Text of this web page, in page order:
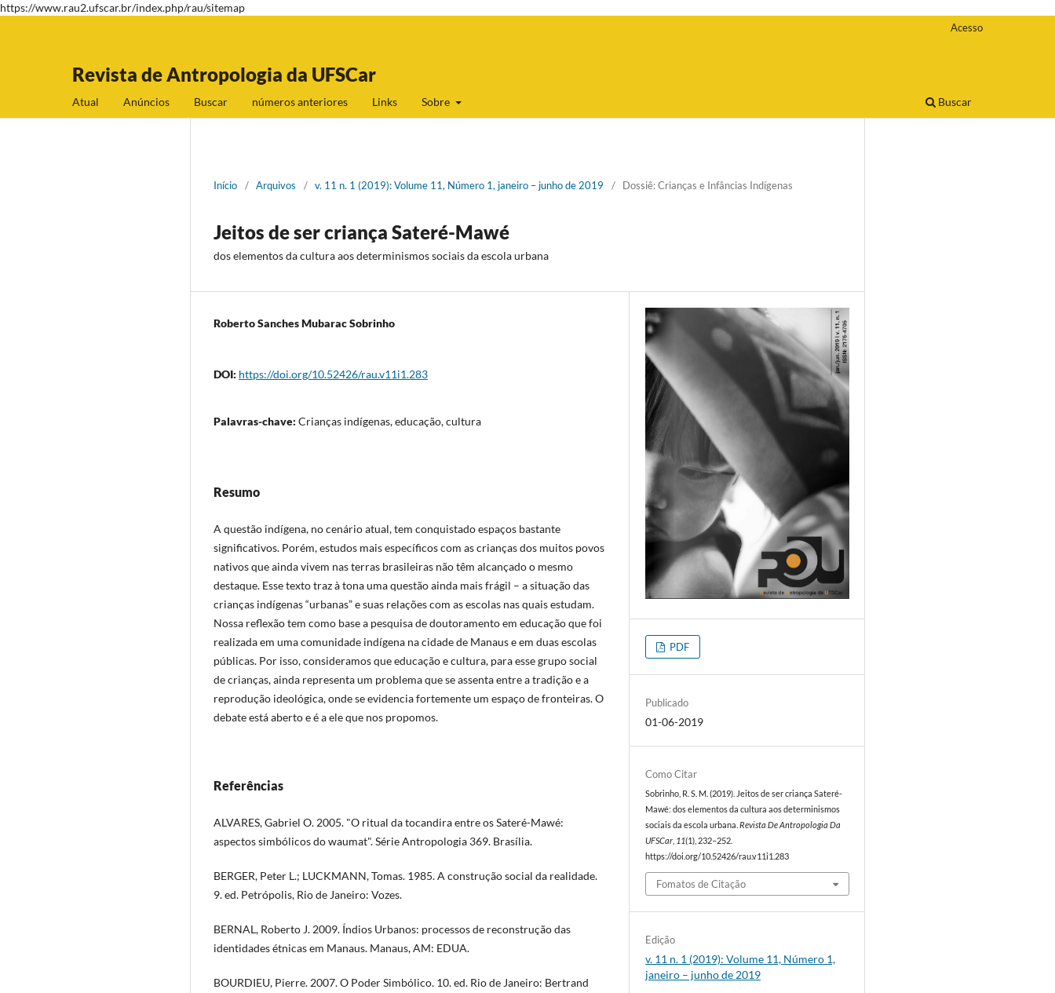
https://www.rau2.ufscar.br/index.php/rau/sitemap
Revista de Antropologia da UFSCar
Atual Anúncios Buscar números anteriores Links Sobre Buscar
Acesso
Início / Arquivos / v. 11 n. 1 (2019): Volume 11, Número 1, janeiro – junho de 2019 / Dossiê: Crianças e Infâncias Indígenas
Jeitos de ser criança Sateré-Mawé
dos elementos da cultura aos determinismos sociais da escola urbana
Roberto Sanches Mubarac Sobrinho
DOI: https://doi.org/10.52426/rau.v11i1.283
Palavras-chave: Crianças indígenas, educação, cultura
Resumo
A questão indígena, no cenário atual, tem conquistado espaços bastante
significativos. Porém, estudos mais específicos com as crianças dos muitos povos
nativos que ainda vivem nas terras brasileiras não têm alcançado o mesmo
destaque. Esse texto traz à tona uma questão ainda mais frágil – a situação das
crianças indígenas “urbanas” e suas relações com as escolas nas quais estudam.
Nossa reflexão tem como base a pesquisa de doutoramento em educação que foi
realizada em uma comunidade indígena na cidade de Manaus e em duas escolas
públicas. Por isso, consideramos que educação e cultura, para esse grupo social
de crianças, ainda representa um problema que se assenta entre a tradição e a
reprodução ideológica, onde se evidencia fortemente um espaço de fronteiras. O
debate está aberto e é a ele que nos propomos.
Referências
ALVARES, Gabriel O. 2005. "O ritual da tocandira entre os Sateré-Mawé:
aspectos simbólicos do waumat". Série Antropologia 369. Brasília.
BERGER, Peter L.; LUCKMANN, Tomas. 1985. A construção social da realidade.
9. ed. Petrópolis, Rio de Janeiro: Vozes.
BERNAL, Roberto J. 2009. Índios Urbanos: processos de reconstrução das
identidades étnicas em Manaus. Manaus, AM: EDUA.
BOURDIEU, Pierre. 2007. O Poder Simbólico. 10. ed. Rio de Janeiro: Bertrand
PDF
Publicado
01-06-2019
Como Citar
Sobrinho, R. S. M. (2019). Jeitos de ser criança Sateré-
Mawé: dos elementos da cultura aos determinismos
sociais da escola urbana.Revista De Antropologia Da
UFSCar 11(1), 232–252.
https://doi.org/10.52426/rau.v11i1.283
Fomatos de Citação
Edição
v. 11 n. 1 (2019): Volume 11, Número 1,
janeiro – junho de 2019